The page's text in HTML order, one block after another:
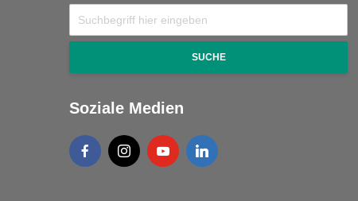
SUCHE
Soziale Medien